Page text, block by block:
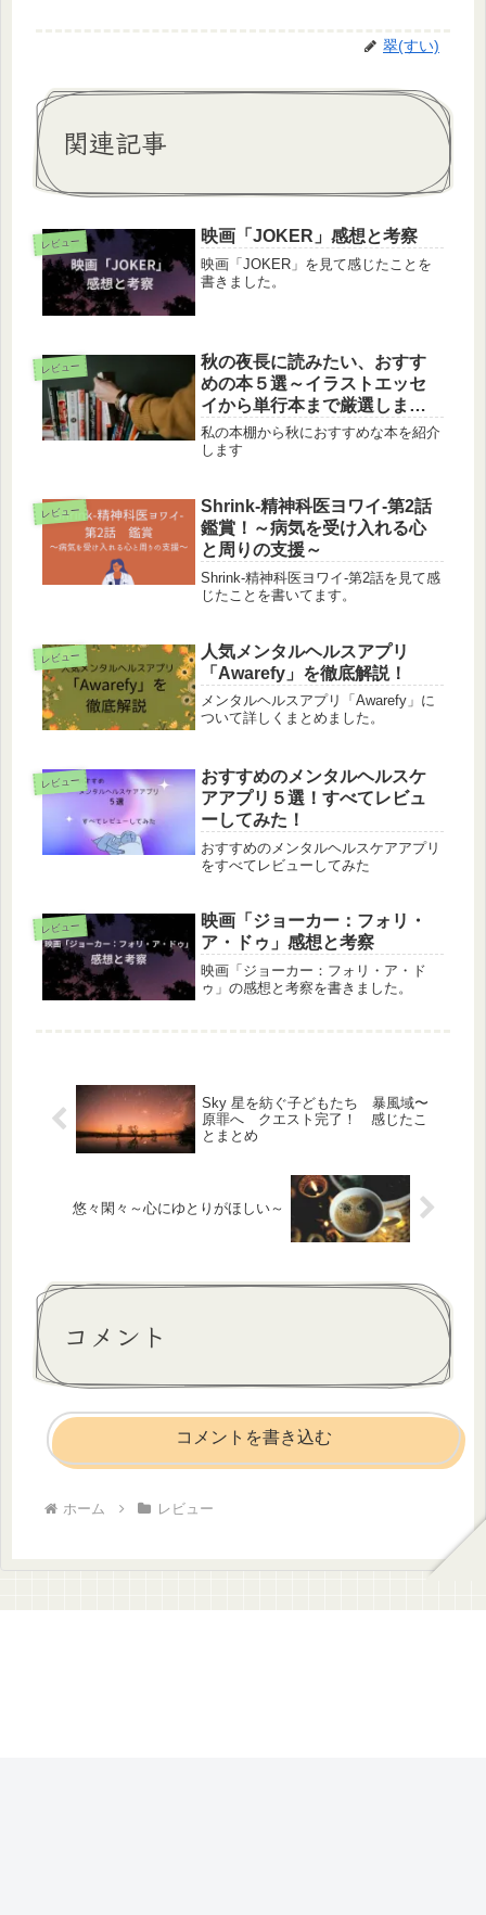
翠(すい)
関連記事
レビュー 映画「JOKER」感想と考察
映画「JOKER」を見て感じたことを
書きました。
レビュー
秋の夜長に読みたい、おすす
めの本５選～イラストエッセ
イから単行本まで厳選しまし
た～
私の本棚から秋におすすめな本を紹介
します
レビュー
Shrink-精神科医ヨワイ-第2話
鑑賞！～病気を受け入れる心
と周りの支援～
Shrink-精神科医ヨワイ-第2話を見て感
じたことを書いてます。
レビュー
人気メンタルヘルスアプリ
「Awarefy」を徹底解説！
メンタルヘルスアプリ「Awarefy」に
ついて詳しくまとめました。
レビュー
おすすめのメンタルヘルスケ
アアプリ５選！すべてレビュ
ーしてみた！
おすすめのメンタルヘルスケアアプリ
をすべてレビューしてみた
レビュー
映画「ジョーカー：フォリ・
ア・ドゥ」感想と考察
映画「ジョーカー：フォリ・ア・ド
ゥ」の感想と考察を書きました。
Sky 星を紡ぐ子どもたち 暴風域〜
原罪へ クエスト完了！ 感じたこ
とまとめ
悠々閑々～心にゆとりがほしい～
コメント
コメントを書き込む
ホーム レビュー